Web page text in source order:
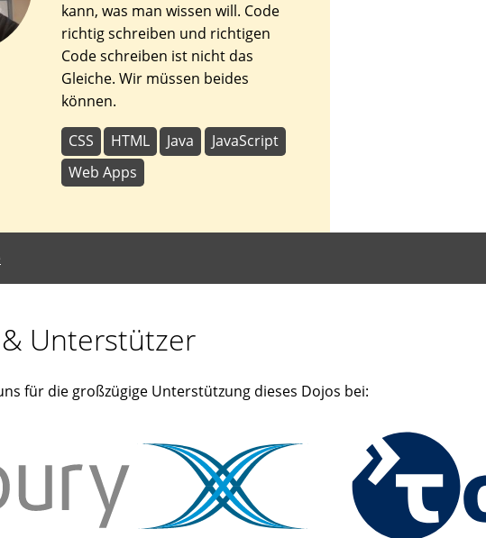
kann, was man wissen will. Code
richtig schreiben und richtigen
Code schreiben ist nicht das
Gleiche. Wir müssen beides
können.
CSS HTML Java
JavaScript
Web Apps
Unterstützer
für die großzügige Unterstützung dieses Dojos bei: